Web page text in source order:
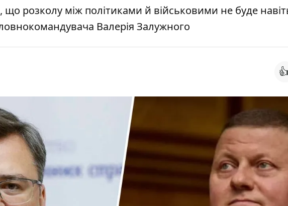
розколу між політиками й військовими не буде
Валерія Залужного
👍